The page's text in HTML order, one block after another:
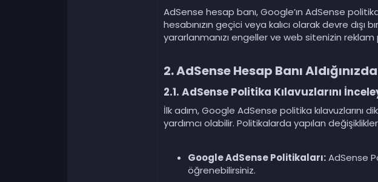
AdSense hesap banı, Google’ın AdSense
hesabınızın geçici veya kalıcı olarak devre
yararlanmanızı engeller ve web sitenizin reklam
2.AdSense Hesap Banı
2.1. AdSense Politika Kılavuzlarını
İlk adım, Google AdSense politika kılavuzlarını
yardımcı olabilir. Politikalarda yapılan
Google AdSense Politikaları:AdSense
öğrenebilirsiniz.